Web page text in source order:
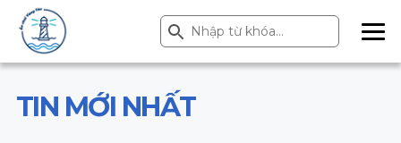
Search
for:
Search Button
ME
NU
TIN MỚI NHẤT